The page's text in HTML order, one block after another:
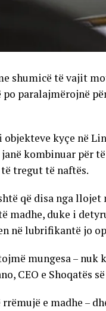
shumicë të vajit
paralajmërojnë
kyçe në
kombinuar për
tregut të naftës.
që disa nga
madhe, duke i
në lubrifikantë jo
mungesa – nuk
CEO e Shoqatës
rrëmujë e madhe –